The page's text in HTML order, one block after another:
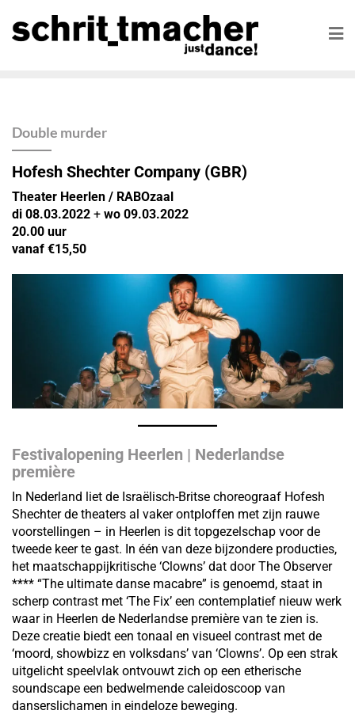
Double murder
Hofesh Shechter Company (GBR)
Theater Heerlen / RABOzaal
di 08.03.2022 + wo 09.03.2022
20.00 uur
vanaf €15,50
Festivalopening Heerlen | Nederlandse
première
In Nederland liet de Israëlisch-Britse choreograaf Hofesh
Shechter de theaters al vaker ontploffen met zijn rauwe
voorstellingen – in Heerlen is dit topgezelschap voor de
tweede keer te gast. In één van deze bijzondere producties,
het maatschappijkritische ‘Clowns’ dat door The Observer
**** “The ultimate danse macabre” is genoemd, staat in
scherp contrast met ‘The Fix’ een contemplatief nieuw werk
waar in Heerlen de Nederlandse première van te zien is.
Deze creatie biedt een tonaal en visueel contrast met de
‘moord, showbizz en volksdans’ van ‘Clowns’. Op een strak
uitgelicht speelvlak ontvouwt zich op een etherische
soundscape een bedwelmende caleidoscoop van
danserslichamen in eindeloze beweging.